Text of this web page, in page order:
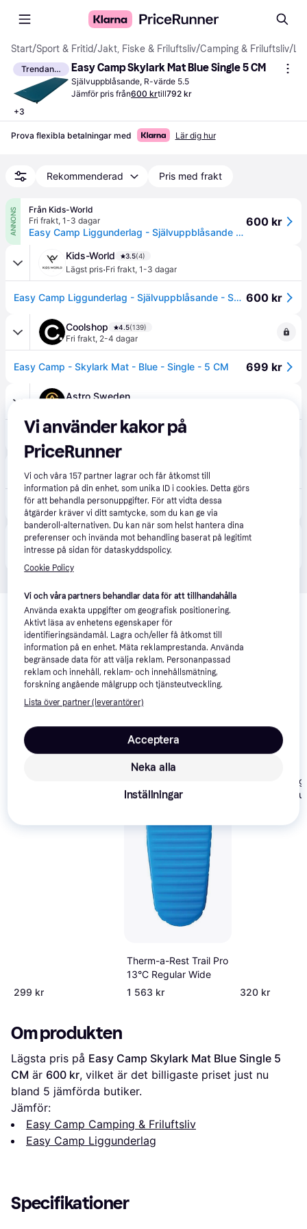
Start/Sport & Fritid/Jakt, Fiske & Friluftsliv/Camping & Friluftsliv/
Trendande
+3
Easy Camp Skylark Mat Blue Single 5 CM
Självuppblåsande, R-värde 5.5
Jämför pris från600 krtill792 kr
Prova flexibla betalningar med Lär dig hur
Rekommenderad Pris med frakt
ANNONS
Från Kids-World
Fri frakt, 1-3 dagar
Easy Camp Liggunderlag - Självuppblåsande - Skylark Single 5 cm - Easy Camp - One Size - Madrass
600 kr
Kids-World 3.5(4)
Lägst pris·Fri frakt, 1-3 dagar
Easy Camp Liggunderlag - Självuppblåsande - Skylark Single 5 cm - Easy Camp - One Size - Madrass 600 kr
Coolshop 4.5(139)
Fri frakt, 2-4 dagar
Easy Camp - Skylark Mat - Blue - Single - 5 CM 699 kr
Astro Sweden
Easy Camp Skylark Single Selfinflated mat 5 cm
79 kr frakt
Produkten finns även hos 1 butik som valt att inte
samarbeta med PriceRunner.
Relaterade produkter
Vi har plockat fram ett urval av produkter som kanske skulle
intressera dig. Visa alla
Trendande
Briv Classic 25 2.5cm
299 kr
Trendande
Therm-a-Rest Trail Pro
13°C Regular Wide
1 563 kr
Mountrex
700 g
320 kr
Om produkten
Lägsta pris på Easy Camp Skylark Mat Blue Single 5
CM är 600 kr, vilket är det billigaste priset just nu
bland 5 jämförda butiker.
Jämför:
Easy Camp Camping & Friluftsliv
Easy Camp Liggunderlag
Specifikationer
Vi använder kakor på
PriceRunner
Vi och våra157 partner lagrar och får åtkomst till
information på din enhet, som unika ID i cookies. Detta görs
för att behandla personuppgifter. För att vidta dessa
åtgärder kräver vi ditt samtycke, som du kan ge via
banderoll-alternativen. Du kan när som helst hantera dina
preferenser och invända mot behandling baserat på legitimt
intresse på sidan för dataskyddspolicy.
Cookie Policy
Vi och våra partners behandlar data för att tillhandahålla
Använda exakta uppgifter om geografisk positionering.
Aktivt läsa av enhetens egenskaper för
identifieringsändamål. Lagra och/eller få åtkomst till
information på en enhet. Mäta reklamprestanda. Använda
begränsade data för att välja reklam. Personanpassad
reklam och innehåll, reklam- och innehållsmätning,
forskning angående målgrupp och tjänsteutveckling.
Lista över partner (leverantörer)
Neka alla
Acceptera
Inställningar